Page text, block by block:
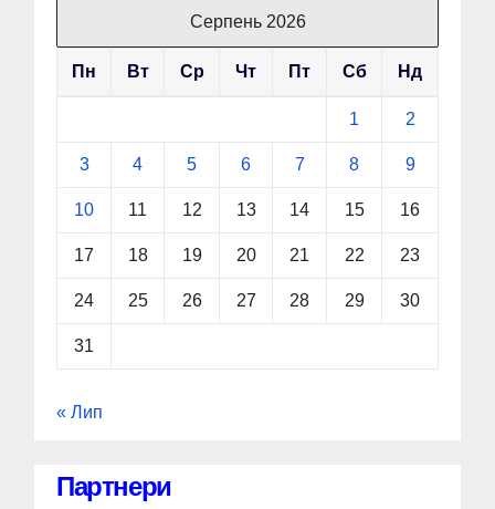
Серпень 2026
Пн Вт Ср Чт Пт Сб Нд
1 2
3 4 5 6 7 8 9
10 11 12 13 14 15 16
17 18 19 20 21 22 23
24 25 26 27 28 29 30
31
« Лип
Партнери